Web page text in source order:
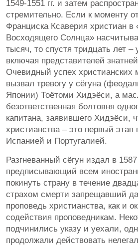
1549-1551 гг. и затем
стремительно. Если к моменту
Франциска Ксаверия христиан в
Восходящего Солнца»
тысяч, то спустя тридцать лет –
включая представителей
Очевидный успех христианских
вызвал тревогу у сёгуна
Японии) Тоётоми Хидэёси, а
безответственная болтовня
капитана, заявившего Хидэёси,
христианства – это первый этап
Испанией и Португалией.
Разгневанный сёгун издал в 1587
предписывающий всем
покинуть страну в течение
страхом смерти запрещавший
проповедь христианства, как и
содействия проповедникам.
подчинились указу и уехали,
продолжали действовать